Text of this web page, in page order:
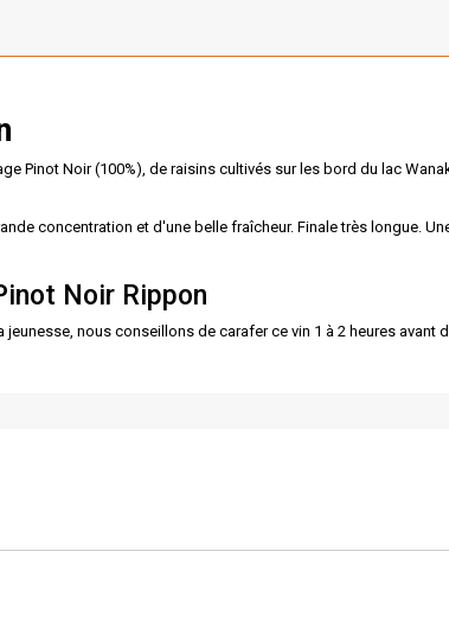
Pinot Noir (100%), de raisins cultivés sur les bord du lac
concentration et d'une belle fraîcheur. Finale très longue.
Noir Rippon
nous conseillons de carafer ce vin 1 à 2 heures avant